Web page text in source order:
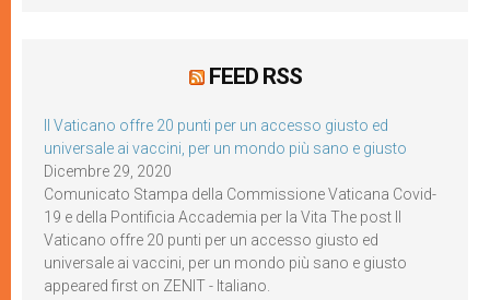
FEED RSS
Il Vaticano offre 20 punti per un accesso giusto ed
universale ai vaccini, per un mondo più sano e giusto
Dicembre 29, 2020
Comunicato Stampa della Commissione Vaticana Covid-
19 e della Pontificia Accademia per la Vita The post Il
Vaticano offre 20 punti per un accesso giusto ed
universale ai vaccini, per un mondo più sano e giusto
appeared first on ZENIT - Italiano.